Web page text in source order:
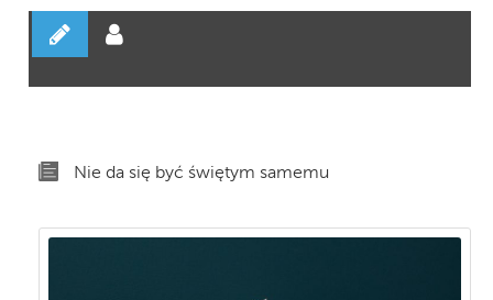
Nie da się być świętym samemu